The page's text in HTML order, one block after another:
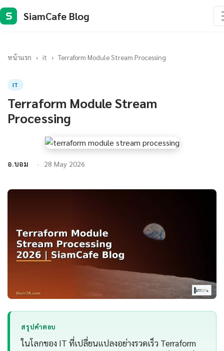
S SiamCafe Blog
หน้าแรก › it › Terraform Module Stream Processing
IT
Terraform Module Stream
Processing
อ.บอม 28 May 2026
สรุปคำตอบ
ในโลกของ IT ที่เปลี่ยนแปลงอย่างรวดเร็ว Terraform